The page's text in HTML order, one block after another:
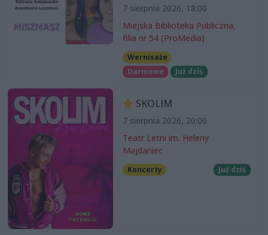
7 sierpnia 2026, 18:00
Miejska Biblioteka Publiczna,
filia nr 54 (ProMedia)
Wernisaże
Darmowe
Już dziś
SKOLIM
7 sierpnia 2026, 20:00
Teatr Letni im. Heleny
Majdaniec
Koncerty Już dziś